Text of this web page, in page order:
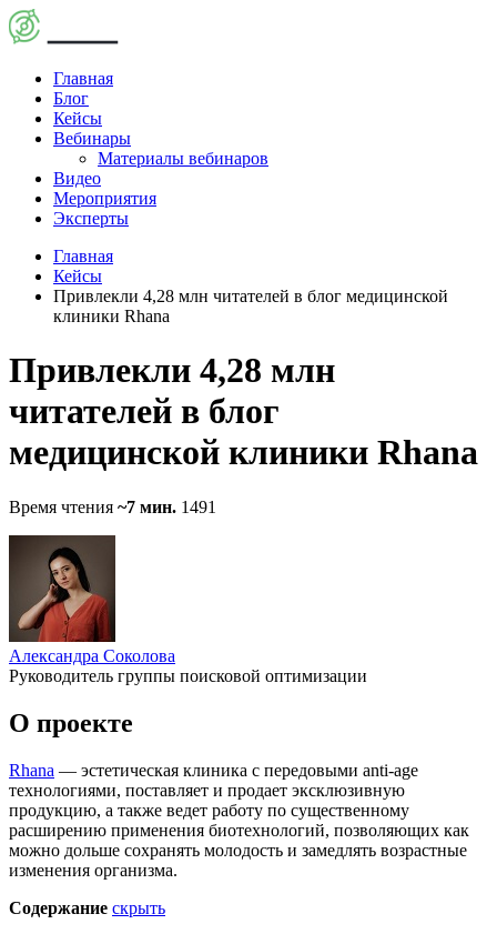
Главная
Блог
Кейсы
Вебинары
Материалы вебинаров
Видео
Мероприятия
Эксперты
Главная
Кейсы
Привлекли 4,28 млн читателей в блог медицинской
клиники Rhana
Привлекли 4,28 млн
читателей в блог
медицинской клиники Rhana
Время чтения ~7 мин. 1491
Александра Соколова
Руководитель группы поисковой оптимизации
О проекте
Rhana — эстетическая клиника с передовыми anti-age
технологиями, поставляет и продает эксклюзивную
продукцию, а также ведет работу по существенному
расширению применения биотехнологий, позволяющих как
можно дольше сохранять молодость и замедлять возрастные
изменения организма.
Содержание скрыть